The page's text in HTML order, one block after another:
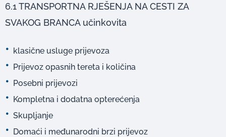
6.1 TRANSPORTNA RJEŠENJA NA CESTI ZA
SVAKOG BRANCA učinkovita
klasične usluge prijevoza
Prijevoz opasnih tereta i količina
Posebni prijevozi
Kompletna i dodatna opterećenja
Skupljanje
Domaći i međunarodni brzi prijevoz